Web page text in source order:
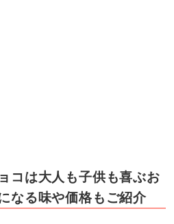
コは大人も子供も喜ぶお
なる味や価格もご紹介